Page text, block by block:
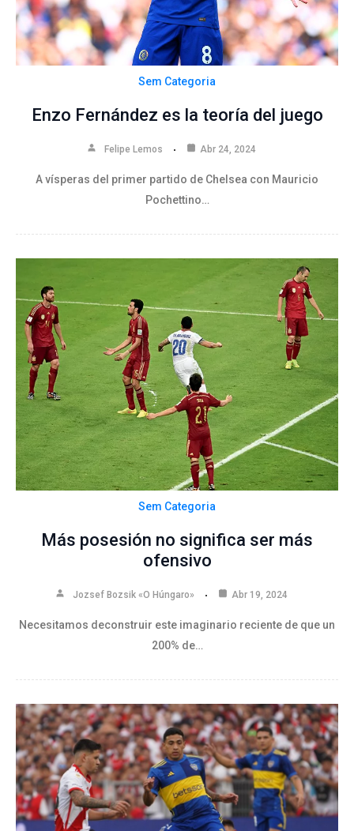
Sem Categoria
Enzo Fernández es la teoría del juego
Felipe Lemos Abr 24, 2024
A vísperas del primer partido de Chelsea con Mauricio
Pochettino…
Sem Categoria
Más posesión no significa ser más
ofensivo
Jozsef Bozsik «O Húngaro» Abr 19, 2024
Necesitamos deconstruir este imaginario reciente de que un
200% de…